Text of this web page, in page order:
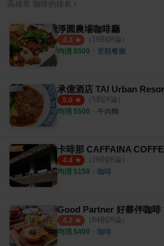
高雄市 咖啡 的排名 ›
淨園農場咖啡廳
4.3 （ 19則評論）
均消 $500 ・ 景觀餐廳
承億酒店 TAI Urban
5.0 （ 5則評論）
均消 $500 ・ 牛肉麵
卡啡那 CAFFAINA
4.4 （ 29則評論）
均消 $150 ・ 咖啡
Good Partner 好夥伴咖啡
4.2 （ 64則評論）
均消 $400 ・ 咖啡